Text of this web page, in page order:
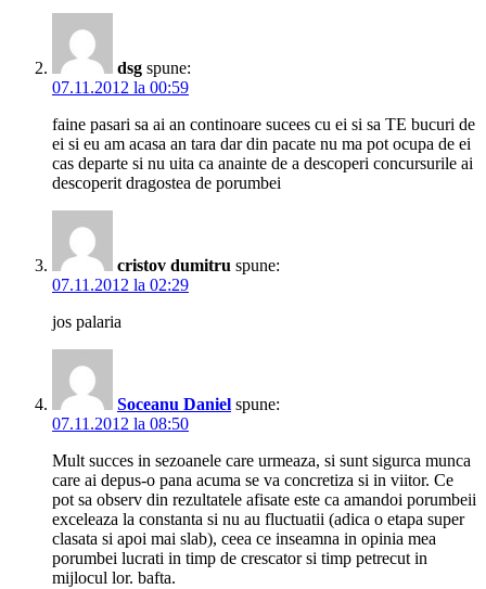
dsg spune:
07.11.2012 la 00:59
faine pasari sa ai an continoare sucees cu ei si sa TE bucuri de
ei si eu am acasa an tara dar din pacate nu ma pot ocupa de ei
cas departe si nu uita ca anainte de a descoperi concursurile ai
descoperit dragostea de porumbei
cristov dumitru spune:
07.11.2012 la 02:29
jos palaria
Soceanu Daniel spune:
07.11.2012 la 08:50
Mult succes in sezoanele care urmeaza, si sunt sigurca munca
care ai depus-o pana acuma se va concretiza si in viitor. Ce
pot sa observ din rezultatele afisate este ca amandoi porumbeii
exceleaza la constanta si nu au fluctuatii (adica o etapa super
clasata si apoi mai slab), ceea ce inseamna in opinia mea
porumbei lucrati in timp de crescator si timp petrecut in
mijlocul lor. bafta.